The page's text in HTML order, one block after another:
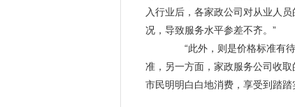
入行业后，各家政公司对从业人
况，导致服务水平参差不齐。”
“此外，则是价格标准有待
准，另一方面，家政服务公司收
市民明明白白地消费，享受到踏踏